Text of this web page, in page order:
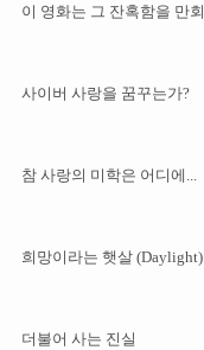
이 영화는 그 잔혹함을 만
사이버 사랑을 꿈꾸는가?
참 사랑의 미학은 어디에...
희망이라는 햇살 (Daylight)
더불어 사는 진실